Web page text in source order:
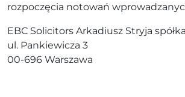
rozpoczęcia notowań
EBC Solicitors Arkadiusz Stryja
ul. Pankiewicza 3
00-696 Warszawa